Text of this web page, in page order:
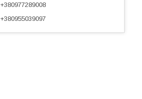
+380977289008
+380955039097